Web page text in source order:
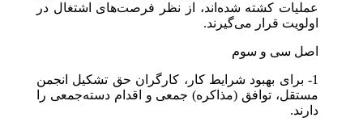
عملیات کشته شده‌اند، از نظر فرصت‌های اشتغال در
اولویت قرار می‌گیرند.
اصل سی و سوم
1- برای بهبود شرایط کار، کارگران حق تشکیل انجمن
مستقل، توافق (مذاکره) جمعی و اقدام دسته‌جمعی را
دارند.